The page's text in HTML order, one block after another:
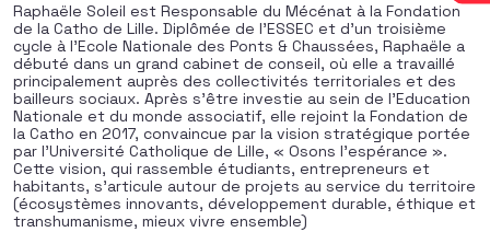
Raphaële Soleil est Responsable du Mécénat à la Fondation
de la Catho de Lille. Diplômée de l’ESSEC et d’un troisième
cycle à l’Ecole Nationale des Ponts & Chaussées, Raphaële a
débuté dans un grand cabinet de conseil, où elle a travaillé
principalement auprès des collectivités territoriales et des
bailleurs sociaux. Après s’être investie au sein de l’Education
Nationale et du monde associatif, elle rejoint la Fondation de
la Catho en 2017, convaincue par la vision stratégique portée
par l’Université Catholique de Lille, « Osons l’espérance ».
Cette vision, qui rassemble étudiants, entrepreneurs et
habitants, s’articule autour de projets au service du territoire
(écosystèmes innovants, développement durable, éthique et
transhumanisme, mieux vivre ensemble)